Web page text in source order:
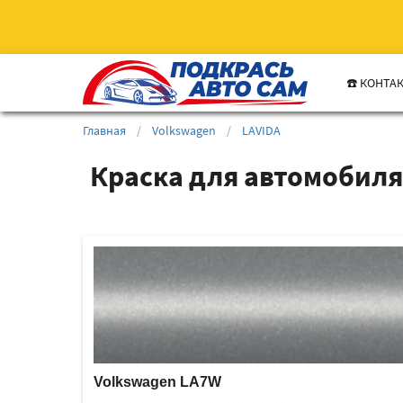
☎️
Главная / Volkswagen / LAVIDA
Краска для
Volkswagen LA7W